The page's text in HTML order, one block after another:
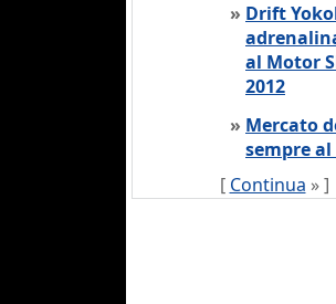
» Drift
al Motor
2012
» Mercato
sempre
[ Continua » ]